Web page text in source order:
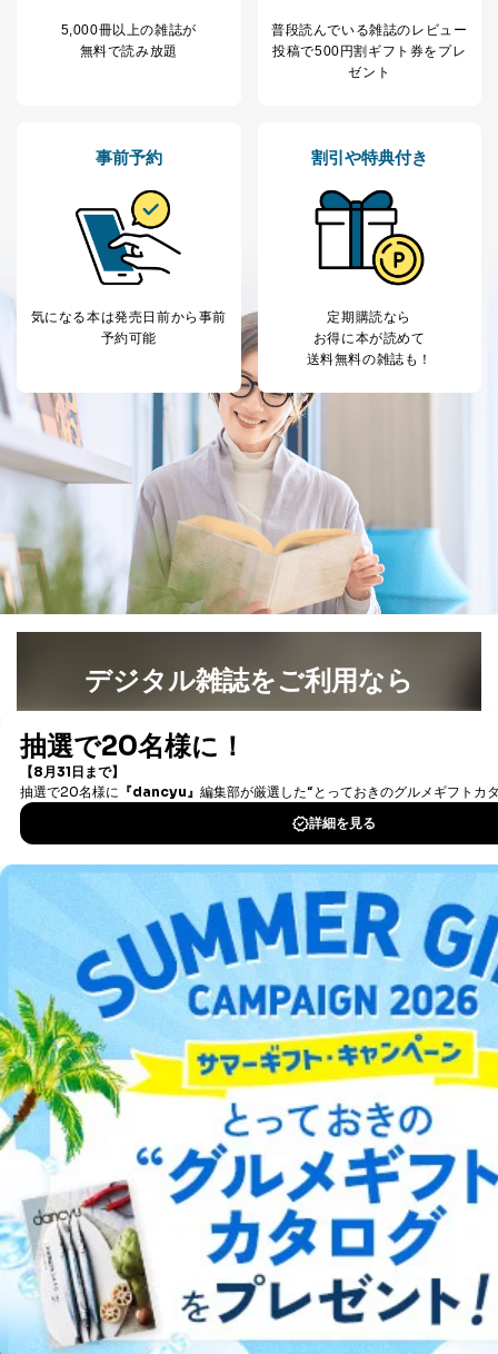
の個人情報
質向上のため
その他当社のプライバシーポリシ
ー等にて公表する利用目的達成の
開示等のご請求に対応させていただきます。
各SNS運営会社様にご請求いただきますようお願い致し
ます。
３．個人情報の第三者提供について
本人の同意を得ることなく第三者に提供することはあり
ません。ただし、次の場合は除きます。
人の生命､身体または財産の保護のために必要がある
場合であって、本人の同意を得ることが困難であると
公衆衛生の向上または児童の健全な育成の推進のため
に特に必要がある場合であって、本人の同意を得るこ
とが困難である場合。
国の機関もしくは地方公共団体またはその委託を受け
た者が法令の定める事務を遂行することに対して協力
する必要がある場合であって、本人の同意を得ること
により当該事務の遂行に支障を及ぼすおそれがあると
き。
上記２．の利用目的を実施するために守秘義務を結ん
託・提供する場合、その業務に必要な範囲で委託・提
供先企業に個人情報を開示することがあります。
委託・提供先企業は具体的には以下のような企業です
が、これらに限りません。
委託先：カスタマーサポート支援会社 、クレジッ
トカード決済などの決済代行・料金回収会社、広
告配信サービス会社
提供先：出版社、出版物発売元、卸売会社、販売
販売店などの梱包・配送・配達会社
４．開示対象個人情報の「開示」「訂正」等の請求につ
いて
当社は、本人から、開示対象個人情報について利用目的
の通知を求められた場合には、遅滞なくこれに応じま
す。ただし、以下①～④のいずれかに該当する場合は、
利用目的の通知を行なうことはできません。そのとき
は、本人に遅滞無くその旨を通知するとともに、理由を
説明させていただきます。
①利用目的を本人に通知し、又は公表することによって
本人又は第三者の生命、身体、財産その他の権利利益を
害するおそれがある場合
②利用目的を本人に通知し、又は公表することによって
当該事業者の権利又は正当な利益を害するおそれがある
場合
③国の機関又は地方公共団体が法令の定める事務を遂行
することに対して協力する必要がある場合であって、利
用目的を本人に通知し、又は公表することによって当該
事務の遂行に支障を及ぼすおそれがあるとき
④開示対象個人情報の利用目的が明らかな場合
5,000冊以上の雑誌が
無料で読み放題
普段読んでいる雑誌のレビュー
投稿で500円割ギフト券をプレ
ゼント
事前予約
気になる本は発売日前から事前
予約可能
割引や特典付き
定期購読なら
お得に本が読めて
送料無料の雑誌も！
デジタル雑誌をご利用なら
書籍）が無料で読み放題！
DOWNLOAD FOR IOS
DOWNLOAD FOR ANDROID
ご利用方法はこちら
総合案内
アフィリエイト 採用情報
プレスリリース お問い合わせ
利用規約プライバシーポリシー 特定商取引法に基づく表示
出版社の皆様へ
投資家の皆様へサイトマップ
©︎2002 FUJISAN MAGAZINE SERVICE CO., Ltd.